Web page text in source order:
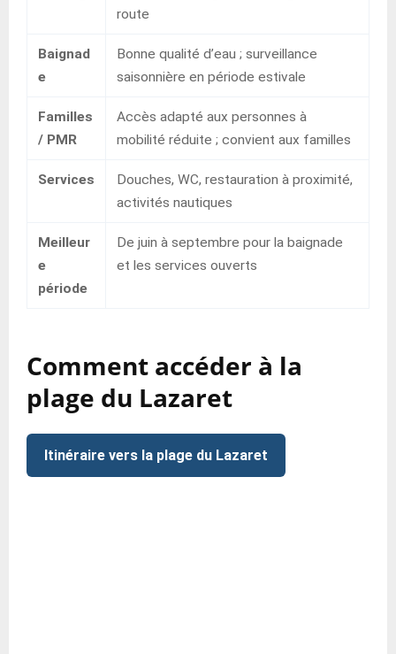
route
Baignad
e
Bonne qualité d’eau ; surveillance
saisonnière en période estivale
Familles
/ PMR
Accès adapté aux personnes à
mobilité réduite ; convient aux familles
Services
Douches, WC, restauration à proximité,
activités nautiques
Meilleur
e
période
De juin à septembre pour la baignade
et les services ouverts
Comment accéder à la
plage du Lazaret
Itinéraire vers la plage du Lazaret